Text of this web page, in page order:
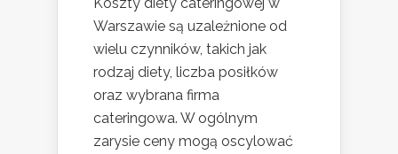
Warszawie są uzależnione od
wielu czynników, takich jak
rodzaj diety, liczba posiłków
oraz wybrana firma
cateringowa. W ogólnym
zarysie ceny mogą oscylować